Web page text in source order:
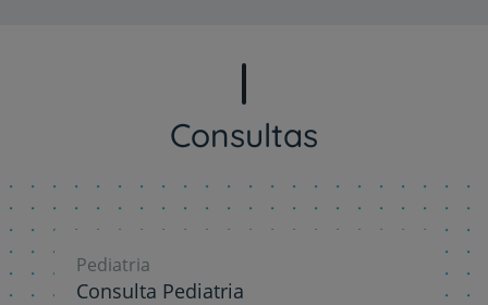
Consultas
Pediatria
Consulta Pediatria